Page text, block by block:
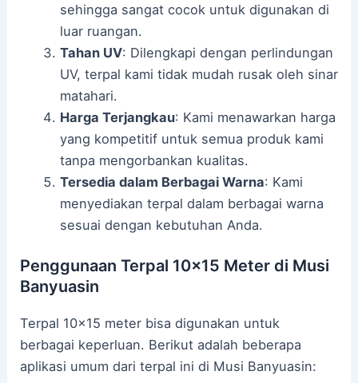
sehingga sangat cocok untuk digunakan di
luar ruangan.
Tahan UV: Dilengkapi dengan perlindungan
UV, terpal kami tidak mudah rusak oleh sinar
matahari.
Harga Terjangkau: Kami menawarkan harga
yang kompetitif untuk semua produk kami
tanpa mengorbankan kualitas.
Tersedia dalam Berbagai Warna: Kami
menyediakan terpal dalam berbagai warna
sesuai dengan kebutuhan Anda.
Penggunaan Terpal 10×15 Meter di Musi
Banyuasin
Terpal 10×15 meter bisa digunakan untuk
berbagai keperluan. Berikut adalah beberapa
aplikasi umum dari terpal ini di Musi Banyuasin: